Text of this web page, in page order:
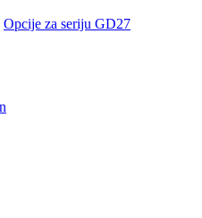
Opcije za seriju GD27